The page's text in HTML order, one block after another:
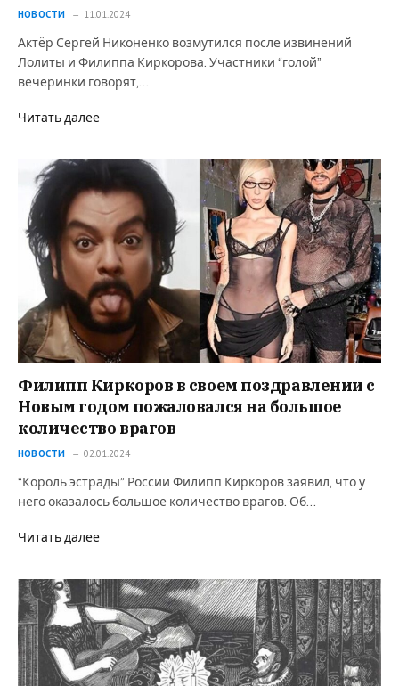
НОВОСТИ 11.01.2024
Актёр Сергей Никоненко возмутился после извинений
Лолиты и Филиппа Киркорова. Участники “голой”
вечеринки говорят,…
Читать далее
Филипп Киркоров в своем поздравлении с
Новым годом пожаловался на большое
количество врагов
НОВОСТИ 02.01.2024
“Король эстрады” России Филипп Киркоров заявил, что у
него оказалось большое количество врагов. Об…
Читать далее